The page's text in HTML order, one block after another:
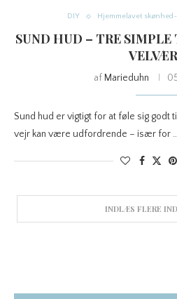
DIY Hjemmelavet
SUND HUD – TRE
af Marieduhn
Sund hud er vigtigt for at føle sig godt
vejr kan være udfordrende – især for
INDLÆS FLERE